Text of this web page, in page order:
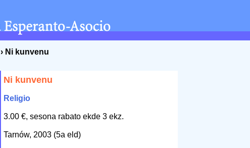
› Ni kunvenu
Ni kunvenu
Religio
3.00 €, sesona rabato ekde 3 ekz.
Tarnów, 2003 (5a eld)